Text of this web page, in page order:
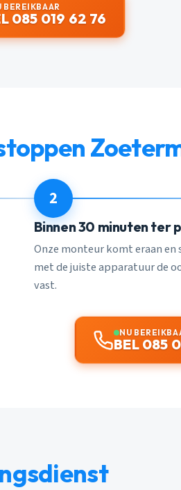
BEREIKBAAR
085 019 62 76
2
Binnen 30 minuten ter
Onze monteur komt eraan en
met de juiste apparatuur de
vast.
NU
BEL 085